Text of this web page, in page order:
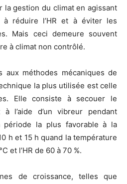
la gestion du climat en agissant
à réduire l’HR et à éviter les
Mais ceci demeure souvent
à climat non contrôlé.
méthodes mécaniques de
la plus utilisée est celle
Elle consiste à secouer le
l’aide d’un vibreur pendant
période la plus favorable à la
h et 15 h quand la température
et l’HR de 60 à 70 %.
de croissance, telles que